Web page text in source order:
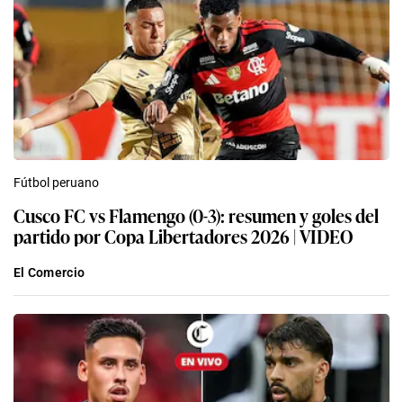
Fútbol peruano
Cusco FC vs Flamengo (0-3): resumen y goles del
partido por Copa Libertadores 2026 | VIDEO
El Comercio